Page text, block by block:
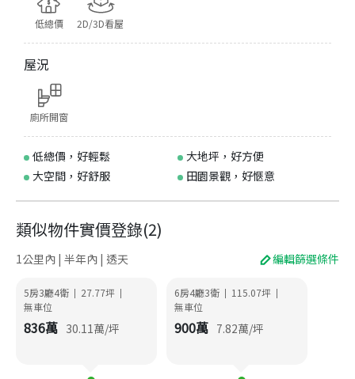
低總價 2D/3D看屋
屋況
廁所開窗
低總價，好輕鬆
大地坪，好方便
大空間，好舒服
田園景觀，好愜意
類似物件實價登錄(2)
1公里內 | 半年內 | 透天 編輯篩選條件
5房3廳4衛 | 27.77坪 |
無車位
836萬 30.11 萬/坪
6房4廳3衛 | 115.07坪 |
無車位
900萬 7.82萬/坪